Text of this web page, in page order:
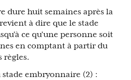
dure huit semaines après la
à dire que le stade
ce qu'une personne soit
en comptant à partir du
règles.
stade embryonnaire (2) :